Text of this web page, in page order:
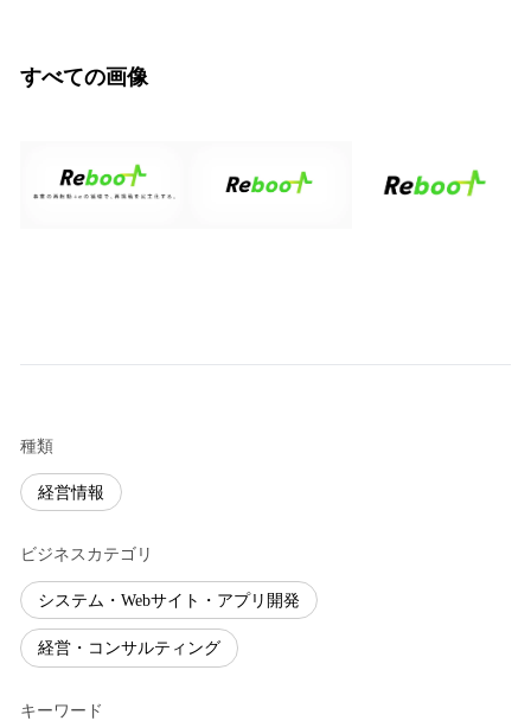
すべての画像
種類
経営情報
ビジネスカテゴリ
システム・Webサイト・アプリ開発
経営・コンサルティング
キーワード